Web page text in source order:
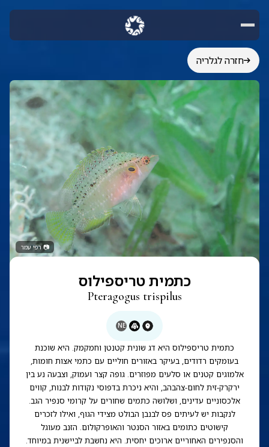
חזרה לגלריה
📷רפי עמר
כתמית טריספילוס
Pteragogus trispilus
NE
כתמית טריספילוס היא דג שונית קטנטן וחמקמק. היא שוכנת
בעומקים רדודים, בעיקר באזורים חוליים עם כתמי אצות חומות,
אלמוגים קטנים או סלעים מפוזרים. גופה קצר ועמוק, וצבעה נע בין
ירקרק-זית לחום-צהבהב, והיא ניכרת בדפוסי נקודות לבנות, קווים
אלכסוניים עדינים, ושלושה כתמים שחורים על קרומי סנפיר הגב.
לנקבות יש לעיתים פס לבנבן הבולט מצידי הגוף, ואילו לזכרים
קישוטים כתומים באזור הסנטר והאופרקולום. הזנב מעוגל
והסנפירים האחוריים ארוכים יחסית. היא נחשבת לביישנית במיוחד.